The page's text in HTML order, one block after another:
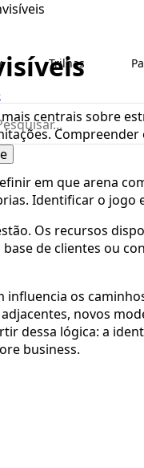
Trilhas
centrais sobre
em que arena
Identificar o
Os recursos
de clientes ou
os
novos
dessa lógica: a
business.